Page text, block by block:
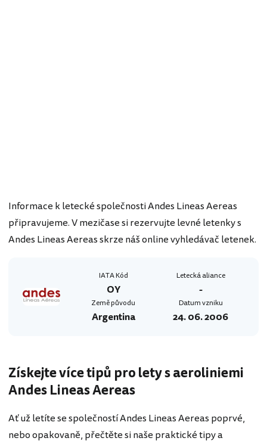
Informace k letecké společnosti Andes Lineas Aereas
připravujeme. V mezičase si rezervujte levné letenky s
Andes Lineas Aereas skrze náš online vyhledávač letenek.
IATA Kód
OY
Letecká aliance
-
Země původu
Argentina
Datum vzniku
24. 06. 2006
Získejte více tipů pro lety s aeroliniemi
Andes Lineas Aereas
Ať už letíte se společností Andes Lineas Aereas poprvé,
nebo opakovaně, přečtěte si naše praktické tipy a